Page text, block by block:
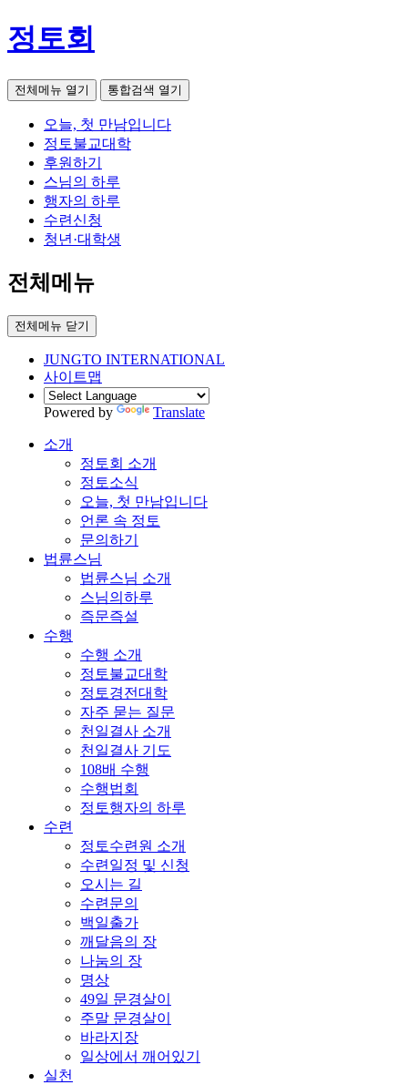
정토회
전체메뉴 열기 통합검색 열기
오늘, 첫 만남입니다
정토불교대학
후원하기
스님의 하루
행자의 하루
수련신청
청년·대학생
전체메뉴
전체메뉴 닫기
JUNGTO INTERNATIONAL
사이트맵
Powered by Translate
소개
정토회 소개
정토소식
오늘, 첫 만남입니다
언론 속 정토
문의하기
법륜스님
법륜스님 소개
스님의하루
즉문즉설
수행
수행 소개
정토불교대학
정토경전대학
자주 묻는 질문
천일결사 소개
천일결사 기도
108배 수행
수행법회
정토행자의 하루
수련
정토수련원 소개
수련일정 및 신청
오시는 길
수련문의
백일출가
깨달음의 장
나눔의 장
명상
49일 문경살이
주말 문경살이
바라지장
일상에서 깨어있기
실천